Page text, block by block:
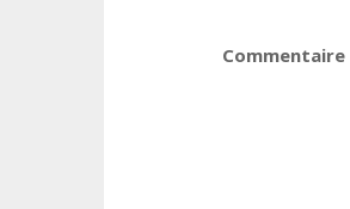
Commentaire